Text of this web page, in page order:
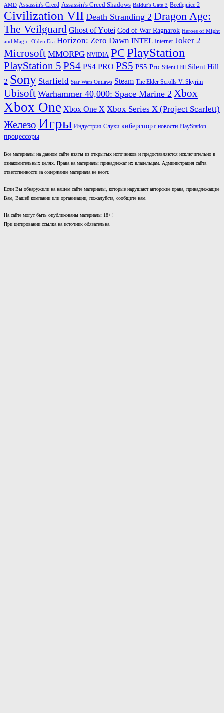
AMD Assassin's Creed Assassin's Creed Shadows Baldur's Gate 3 Beetlejuice 2
Civilization VII Death Stranding 2 Dragon Age:
The Veilguard Ghost of Yōtei God of War Ragnarok Heroes of Might
and Magic: Olden Era Horizon: Zero Dawn INTEL Internet Joker 2
Microsoft MMORPG NVIDIA PCPlayStation
PlayStation 5 PS4 PS4 PRO PS5 PS5 Pro Silent Hill Silent Hill
2 Sony Starfield Star Wars Outlaws Steam The Elder Scrolls V: Skyrim
Ubisoft Warhammer 40,000: Space Marine 2 Xbox
Xbox One Xbox One X Xbox Series X (Project Scarlett)
Железо Игры Индустрия Слухи киберспорт новости PlayStation
процессоры
Все материалы на данном сайте взяты из открытых источников и предоставляются исключительно в
ознакомительных целях. Права на материалы принадлежат их владельцам. Администрация сайта
ответственности за содержание материала не несет.
Если Вы обнаружили на нашем сайте материалы, которые нарушают авторские права, принадлежащие
Вам, Вашей компании или организации, пожалуйста, сообщите нам.
На сайте могут быть опубликованы материалы 18+!
При цитировании ссылка на источник обязательна.